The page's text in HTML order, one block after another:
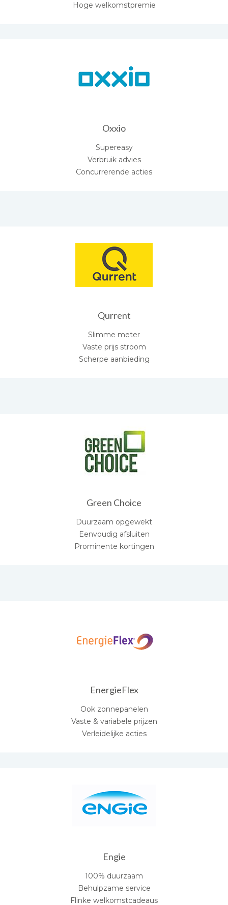
Hoge welkomstpremie
Oxxio
Supereasy
Verbruik advies
Concurrerende acties
Qurrent
Slimme meter
Vaste prijs stroom
Scherpe aanbieding
Green Choice
Duurzaam opgewekt
Eenvoudig afsluiten
Prominente kortingen
EnergieFlex
Ook zonnepanelen
Vaste & variabele prijzen
Verleidelijke acties
Engie
100% duurzaam
Behulpzame service
Flinke welkomstcadeaus